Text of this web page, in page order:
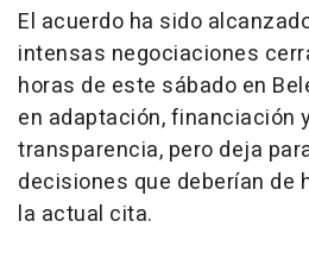
El acuerdo ha sido
intensas negociaciones
horas de este sábado en
en adaptación, financiación
transparencia, pero deja
decisiones que deberían de
la actual cita.